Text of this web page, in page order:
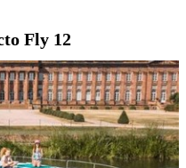
Fly 12